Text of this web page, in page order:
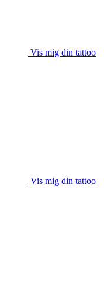
Vis mig din tattoo
Vis mig din tattoo